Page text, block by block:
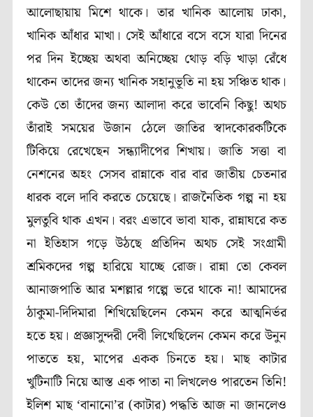
আলোছায়ায় মিশে থাকে। তার খানিক আলোয় ঢাকা,
খানিক আঁধার মাখা। সেই আঁধারে বসে বসে যারা দিনের
পর দিন ইচ্ছেয় অথবা অনিচ্ছেয় থোড় বড়ি খাড়া রেঁধে
থাকেন তাদের জন্য খানিক সহানুভূতি না হয় সঞ্চিত থাক।
কেউ তো তাঁদের জন্য আলাদা করে ভাবেনি কিছু! অথচ
তাঁরাই সময়ের উজান ঠেলে জাতির স্বাদকোরকটিকে
টিকিয়ে রেখেছেন সন্ধ্যাদীপের শিখায়। জাতি সত্তা বা
নেশনের অহং সেসব রান্নাকে বার বার জাতীয় চেতনার
ধারক বলে দাবি করতে চেয়েছে। রাজনৈতিক গল্প না হয়
মুলতুবি থাক এখন। বরং এভাবে ভাবা যাক, রান্নাঘরে কত
না ইতিহাস গড়ে উঠছে প্রতিদিন অথচ সেই সংগ্রামী
শ্রমিকদের গল্প হারিয়ে যাচ্ছে রোজ। রান্না তো কেবল
আনাজপাতি আর মশল্লার গল্পে ভরে থাকে না! আমাদের
ঠাকুমা-দিদিমারা শিখিয়েছিলেন কেমন করে আত্মনির্ভর
হতে হয়। প্রজ্ঞাসুন্দরী দেবী লিখেছিলেন কেমন করে উনুন
পাততে হয়, মাপের একক চিনতে হয়। মাছ কাটার
খুটিনাটি নিয়ে আস্ত এক পাতা না লিখলেও পারতেন তিনি!
ইলিশ মাছ ‘বানানো’র (কাটার) পদ্ধতি আজ না জানলেও